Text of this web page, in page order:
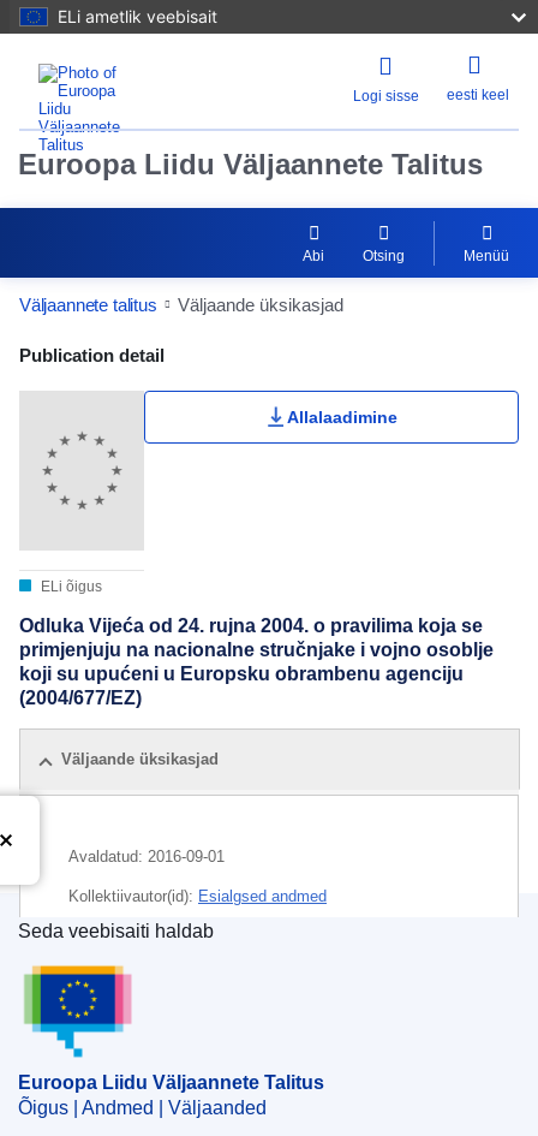
ELi ametlik veebisait
Logi sisse eesti keel
Euroopa Liidu Väljaannete Talitus
Abi Otsing Menüü
Väljaannete talitus Väljaande üksikasjad
Publication Detail Actions Portlet
Publication detail
ELi õigus
Allalaadimine
Odluka Vijeća od 24. rujna 2004. o pravilima koja se
primjenjuju na nacionalne stručnjake i vojno osoblje
koji su upućeni u Europsku obrambenu agenciju
(2004/677/EZ)
Väljaande üksikasjad
Avaldatud: 2016-09-01
Kollektiivautor(id): Esialgsed andmed
CELEX : 02004D0677-20160901
ELI :dec/2004/677/2016-09-01
Euroopa Liidu Väljaannete Talitus
Seda veebisaiti haldab
Euroopa Liidu Väljaannete Talitus
Õigus | Andmed | Väljaanded